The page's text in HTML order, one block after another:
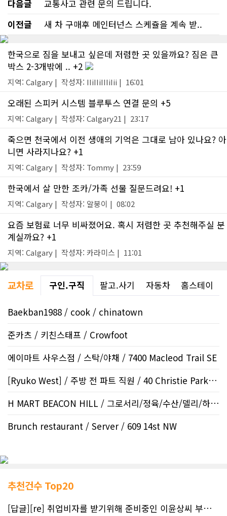
다음글
교통사고 관련 문의 드립니다.
이전글
새 차 구매후 메인터넌스 스케쥴을 계속 받..
한국으로 짐을 보내고 싶은데 저렴한 곳 있을까요? 짐은 큰
박스 2-3개밖에 .. +2
지역: Calgary | 작성자: IIiIIiIIIiIii | 16:01
오래된 스피커 시스템 블루투스 연결 문의 +5
지역: Calgary | 작성자: Calgary21 | 23:17
죽으면 천국에서 이전 생애의 기억은 그대로 남아 있나요? 아
니면 사라지나요? +1
지역: Calgary | 작성자: Tommy | 23:59
한국에서 살 만한 조카/가족 선물 질문드려요! +1
지역: Calgary | 작성자: 알붕이 | 08:02
요즘 보험료 너무 비싸졌어요. 혹시 저렴한 곳 추천해주실 분
계실까요? +1
지역: Calgary | 작성자: 카라미스 | 11:01
교차로 구인.구직 팔고.사기 자동차 홈스테이
Baekban1988 / cook / chinatown
준카츠 / 키친스태프 / Crowfoot
에이마트 사우스점 / 스탁/야채 / 7400 Macleod Trail SE
[Ryuko West] / 주방 전 파트 직원 / 40 Christie Park V..
H MART BEACON HILL / 그로서리/정육/수산/델리/하우스..
Brunch restaurant / Server / 609 14st NW
추천건수 Top20
[답글][re] 취업비자를 받기위해 준비중인 이윤상씨 부부께 드리는 편지